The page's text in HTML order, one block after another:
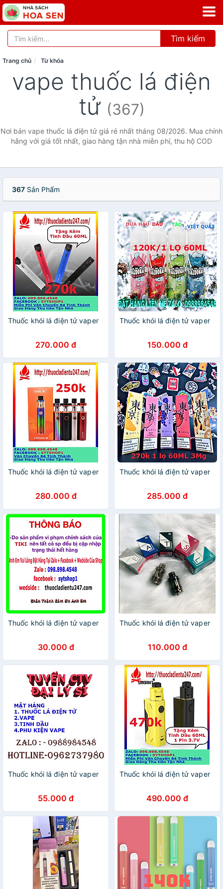
Tìm kiếm
Trang chủ Từ khóa
vape thuốc lá điện
tử (367)
Nơi bán vape thuốc lá điện tử giá rẻ nhất tháng 08/2026. Mua chính
hãng với giá tốt nhất, giao hàng tận nhà miễn phí, thu hộ COD
367 Sản Phẩm
Thuốc khói lá điện tử vaper
270.000 đ
Thuốc khói lá điện tử vaper
150.000 đ
Thuốc khói lá điện tử vaper
280.000 đ
Thuốc khói lá điện tử vaper
285.000 đ
Thuốc khói lá điện tử vaper
30.000 đ
Thuốc khói lá điện tử vaper
110.000 đ
Thuốc khói lá điện tử vaper
55.000 đ
Thuốc khói lá điện tử vaper
490.000 đ